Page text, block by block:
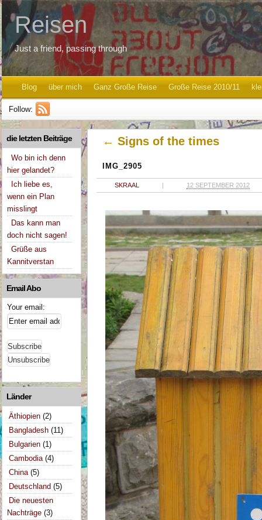
Reisen
Just a friend, passing through
Blog über mich Ganz Große Reise Große Reise 2010/11
Follow:
← Signs of the times
IMG_2905
SKRAAL | 12 SEPTEMBER 2012
die letzten Beiträge
Wo bin ich denn
hier gelandet?
Ich liebe es,
wenn ein Plan
misslingt
Das kann man
doch nicht sagen!
Grüße aus
Kannitverstan
Email Abo
Your email:
Länder
Äthiopien (2)
Bangladesh (11)
Bulgarien (1)
Cambodia (4)
China (5)
Deutschland (5)
Die neuesten
Nachträge (3)